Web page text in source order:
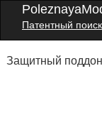
Патентный поиск
Защитный поддон